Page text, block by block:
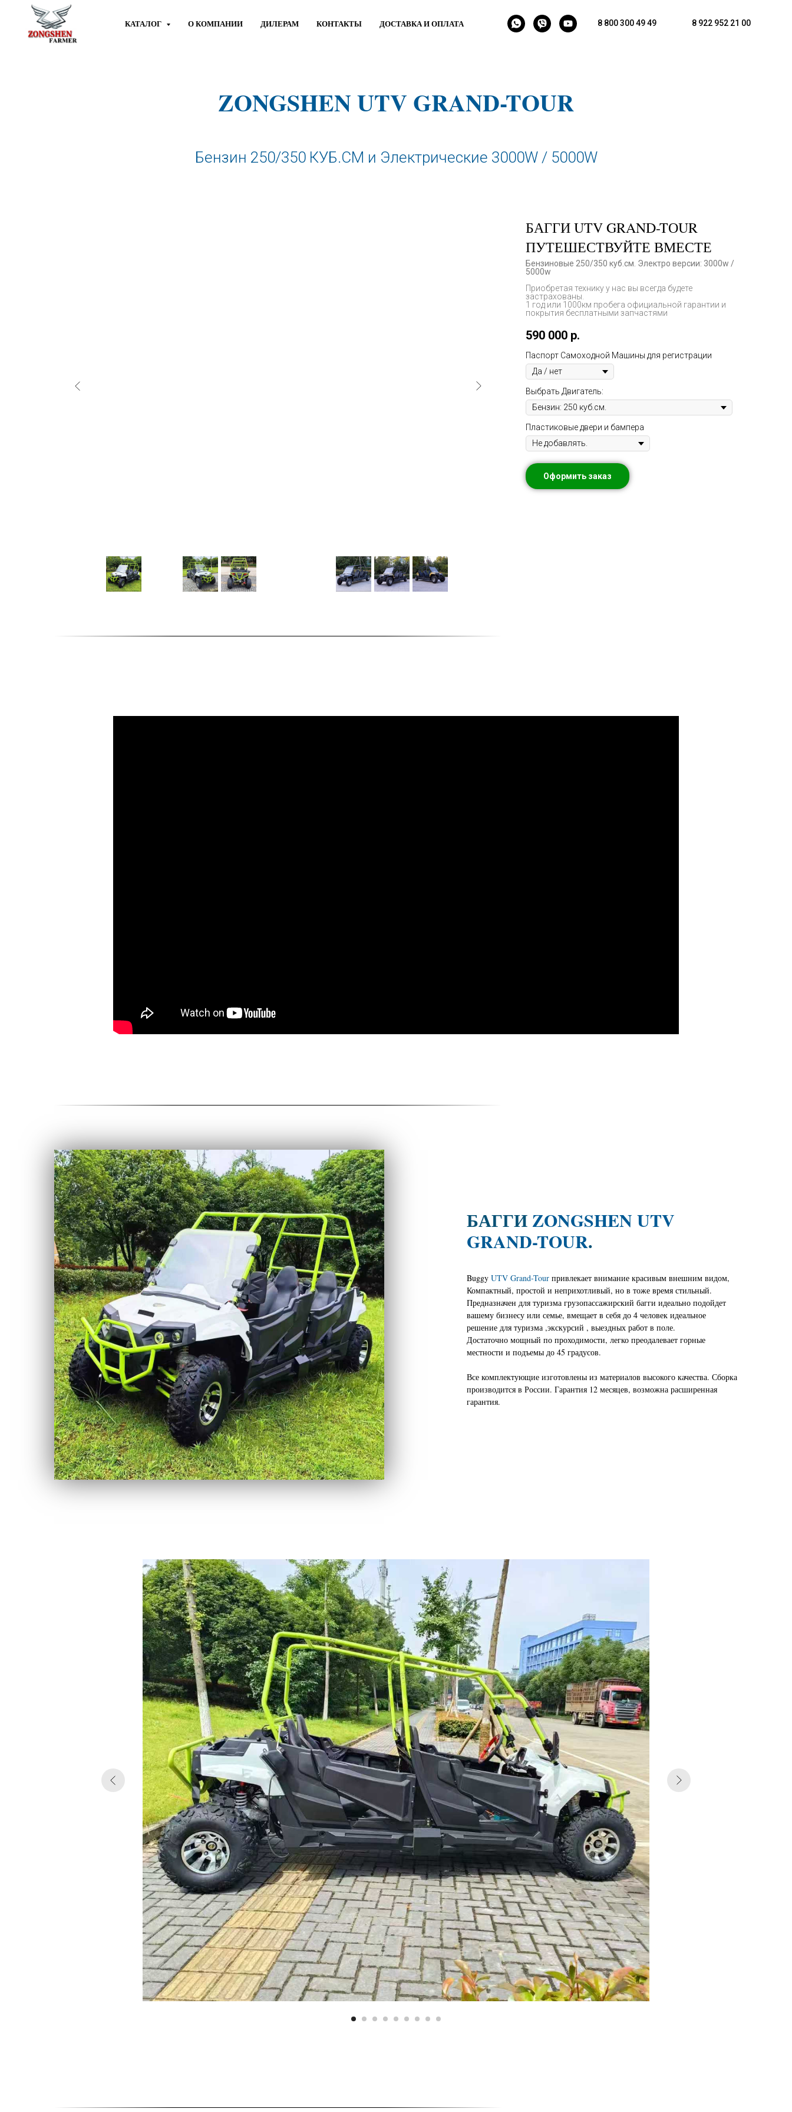
КАТАЛОГ О КОМПАНИИ ДИЛЕРАМ КОНТАКТЫ ДОСТАВКА И ОПЛАТА 8 800 300 49 49 8 922 952 21 00
ZONGSHEN UTV GRAND-TOUR
Бензин 250/350 КУБ.СМ и Электрические 3000W / 5000W
БАГГИ UTV GRAND-TОUR
ПУТЕШЕСТВУЙТЕ ВМЕСТЕ
Бензиновые 250/350 куб.см. Электро версии: 3000w /
5000w
Приобретая технику у нас вы всегда будете
застрахованы.
1 год или 1000км пробега официальной гарантии и
покрытия бесплатными запчастями
590 000 р.
Паспорт Самоходной Машины для регистрации
Выбрать Двигатель:
Пластиковые двери и бампера
Оформить заказ
БАГГИZONGSHEN UTV
GRAND-TOUR.
Buggy UTV Grand-Tour привлекает внимание красивым внешним видом,
Компактный, простой и неприхотливый, но в тоже время стильный.
Предназначен для туризма грузопассажирский багги идеально подойдет
вашему бизнесу или семье, вмещает в себя до 4 человек идеальное
решение для туризма ,экскурсий , выездных работ в поле.
Достаточно мощный по проходимости, легко преодалевает горные
местности и подъемы до 45 градусов.
Все комплектующие изготовлены из материалов высокого качества. Сборка
производится в России. Гарантия 12 месяцев, возможна расширенная
гарантия.